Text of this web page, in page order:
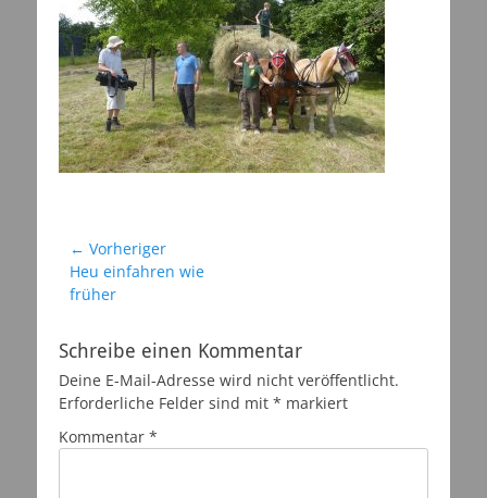
Beitragsnavigation
← Vorheriger
Vorheriger
Beitrag:
Heu einfahren wie
früher
Schreibe einen Kommentar
Deine E-Mail-Adresse wird nicht veröffentlicht.
Erforderliche Felder sind mit * markiert
Kommentar *